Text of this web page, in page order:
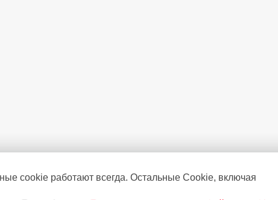
cookie работают всегда. Остальные Сookie, включая